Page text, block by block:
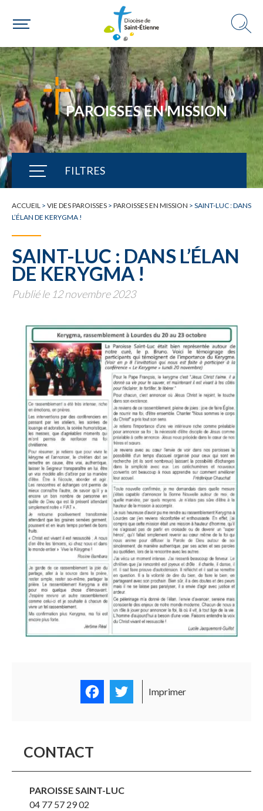
PAROISSES EN MISSION
FILTRES
TOUTE L'ACTUALITÉ
ACCUEIL > VIE DES PAROISSES > PAROISSES EN MISSION > SAINT-LUC : DANS
L’ÉLAN DE KERYGMA !
SAINT-LUC : DANS L’ÉLAN
DE KERYGMA !
Publié le 12 novembre 2023
FacebookTwitter
Imprimer
CONTACT
PAROISSE SAINT-LUC
04 77 57 29 02